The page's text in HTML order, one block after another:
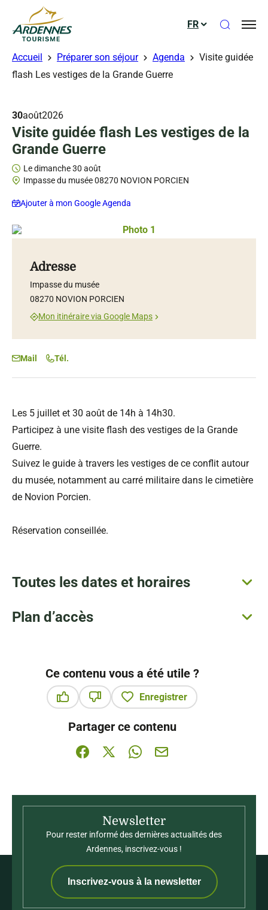
ADT des Ardennes
FR Ouvrir
Accueil Préparer son séjour Agenda
Visite guidée
flash Les vestiges de la Grande Guerre
30août2026
Visite guidée flash Les vestiges de la
Grande Guerre
Le dimanche 30 août
Impasse du musée 08270 NOVION PORCIEN
Ajouter à mon Google Agenda
Les 5 juillet et 30 août de 14h à 14h30.
Participez à une visite flash des vestiges de la Grande
Guerre.
Suivez le guide à travers les vestiges de ce conflit autour
du musée, notamment au carré militaire dans le cimetière
de Novion Porcien.
Réservation conseillée.
Toutes les dates et horaires
Plan d’accès
Photo 1, © Droits gérés – Musée
Adresse
Impasse du musée
08270 NOVION PORCIEN
Mon itinéraire via Google Maps
Mail Tél.
Ce contenu vous a été utile ?
Enregistrer
Partager ce contenu
Partager sur Facebook (nouvelle fenêtre)
Partager sur X / Twitter (nouvelle
Partager sur WhatsApp
Partager par mail
Newsletter
Pour rester informé des dernières actualités des
Ardennes, inscrivez-vous !
Inscrivez-vous à la newsletter